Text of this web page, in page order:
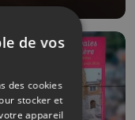
de vos
des cookies
stocker et
appareil